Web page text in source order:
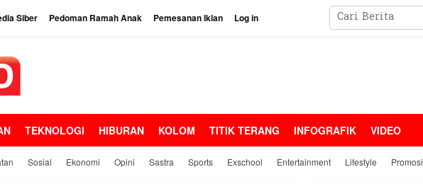
Siber Pedoman Ramah Anak Pemesanan Iklan Log in
TEKNOLOGI HIBURAN KOLOM TITIK TERANG INFOGRAFIK VIDEO
Sosial Ekonomi Opini Sastra Sports Exschool Entertainment Lifestyle Promosi